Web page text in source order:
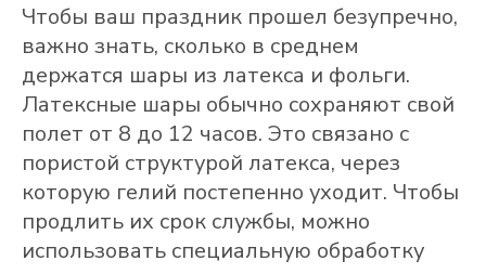
Чтобы ваш праздник прошел безупречно,
важно знать, сколько в среднем
держатся шары из латекса и фольги.
Латексные шары обычно сохраняют свой
полет от 8 до 12 часов. Это связано с
пористой структурой латекса, через
которую гелий постепенно уходит. Чтобы
продлить их срок службы, можно
использовать специальную обработку